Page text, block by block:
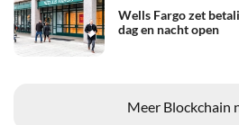
Wells Fargo zet
dag en nacht open
Meer Blockchain